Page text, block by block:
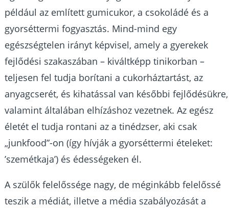
például az említett gumicukor, a csokoládé és a
gyorséttermi fogyasztás. Mind-mind egy
egészségtelen irányt képvisel, amely a gyerekek
fejlődési szakaszában – kiváltképp tinikorban –
teljesen fel tudja borítani a cukorháztartást, az
anyagcserét, és kihatással van későbbi fejlődésükre,
valamint általában elhízáshoz vezetnek. Az egész
életét el tudja rontani az a tinédzser, aki csak
„junkfood”-on (így hívják a gyorséttermi ételeket:
’szemétkaja’) és édességeken él.
A szülők felelőssége nagy, de méginkább felelőssé
teszik a médiát, illetve a média szabályozását a